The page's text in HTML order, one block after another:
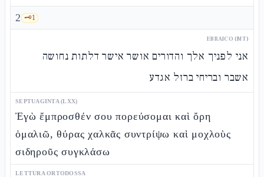
2 🗝️1
EBRAICO (MT)
אני לפניך אלך והדורים אושר אישר דלתות נחושה
אשבר ובריחי ברזל אגדע
SEPTUAGINTA (LXX)
Ἐγὼ ἔμπροσθέν σου πορεύσομαι καὶ ὄρη
ὁμαλιῶ, θύρας χαλκᾶς συντρίψω καὶ μοχλοὺς
σιδηροῦς συγκλάσω
LETTURA ORTODOSSA